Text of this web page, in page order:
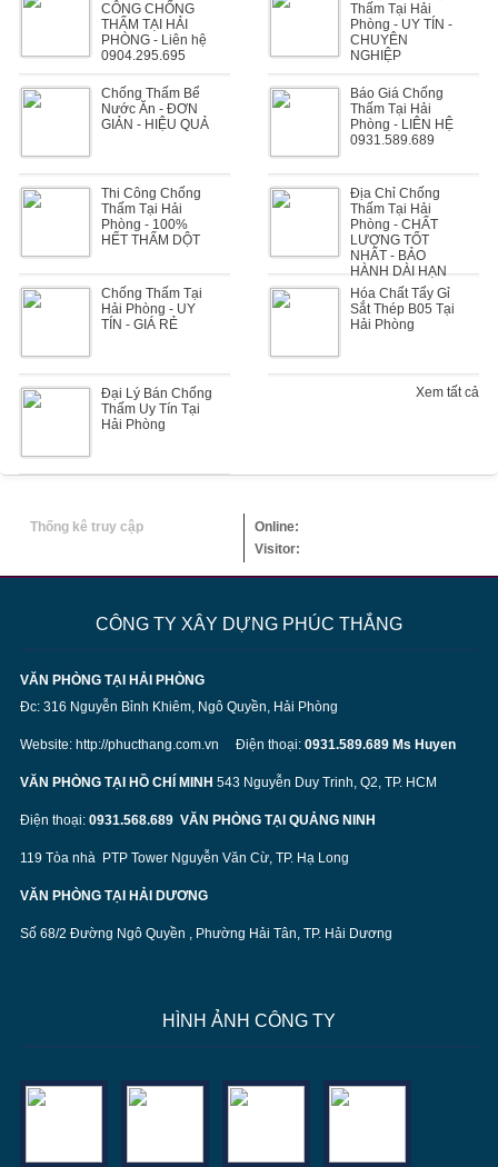
CÔNG CHỐNG
THẤM TẠI HẢI
PHÒNG - Liên hệ
0904.295.695
Thấm Tại Hải
Phòng - UY TÍN -
CHUYÊN
NGHIỆP
Chống Thấm Bể
Nước Ăn - ĐƠN
GIẢN - HIỆU QUẢ
Báo Giá Chống
Thấm Tại Hải
Phòng - LIÊN HỆ
0931.589.689
Thi Công Chống
Thấm Tại Hải
Phòng - 100%
HẾT THẤM DỘT
Địa Chỉ Chống
Thấm Tại Hải
Phòng - CHẤT
LƯỢNG TỐT
NHẤT - BẢO
HÀNH DÀI HẠN
Chống Thấm Tại
Hải Phòng - UY
TÍN - GIÁ RẺ
Hóa Chất Tẩy Gỉ
Sắt Thép B05 Tại
Hải Phòng
Đại Lý Bán Chống
Thấm Uy Tín Tại
Hải Phòng
Xem tất cả
Thống kê truy cập
Online:
Visitor:
CÔNG TY XÂY DỰNG PHÚC THẮNG
VĂN PHÒNG TẠI HẢI PHÒNG
Đc: 316 Nguyễn Bỉnh Khiêm, Ngô Quyền, Hải Phòng
Website: http://phucthang.com.vn Điện thoại: 0931.589.689 Ms Huyen
VĂN PHÒNG TẠI HỒ CHÍ MINH 543 Nguyễn Duy Trinh, Q2, TP. HCM
Điện thoại: 0931.568.689 VĂN PHÒNG TẠI QUẢNG NINH
119 Tòa nhà PTP Tower Nguyễn Văn Cừ, TP. Hạ Long
VĂN PHÒNG TẠI HẢI DƯƠNG
Số 68/2 Đường Ngô Quyền , Phường Hải Tân, TP. Hải Dương
HÌNH ẢNH CÔNG TY